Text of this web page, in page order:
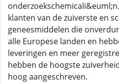
klanten van de zuiverste en
geneesmiddelen die
alle Europese landen en
leveringen en meer
hebben de hoogste
hoog aangeschreven.